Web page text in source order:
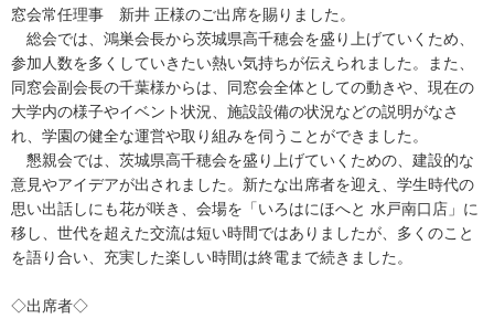
窓会常任理事 新井 正様のご出席を賜りました。
総会では、鴻巣会長から茨城県高千穂会を盛り上げていくため、
参加人数を多くしていきたい熱い気持ちが伝えられました。また、
同窓会副会長の千葉様からは、同窓会全体としての動きや、現在の
大学内の様子やイベント状況、施設設備の状況などの説明がなさ
れ、学園の健全な運営や取り組みを伺うことができました。
懇親会では、茨城県高千穂会を盛り上げていくための、建設的な
意見やアイデアが出されました。新たな出席者を迎え、学生時代の
思い出話しにも花が咲き、会場を「いろはにほへと 水戸南口店」に
移し、世代を超えた交流は短い時間ではありましたが、多くのこと
を語り合い、充実した楽しい時間は終電まで続きました。
◇出席者◇